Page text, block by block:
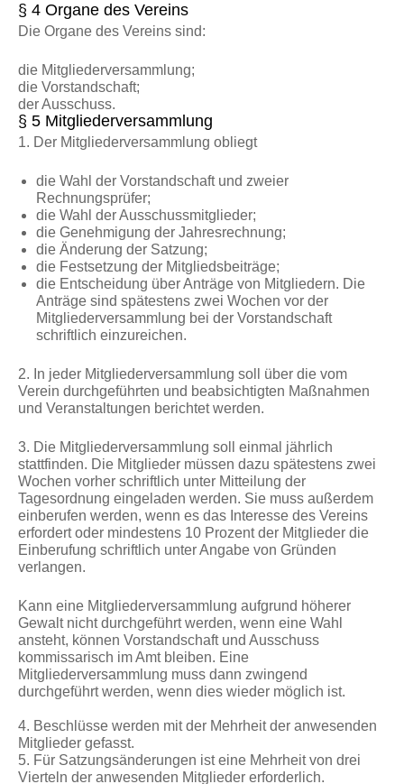
§ 4 Organe des Vereins
Die Organe des Vereins sind:
die Mitgliederversammlung;
die Vorstandschaft;
der Ausschuss.
§ 5 Mitgliederversammlung
1. Der Mitgliederversammlung obliegt
die Wahl der Vorstandschaft und zweier
Rechnungsprüfer;
die Wahl der Ausschussmitglieder;
die Genehmigung der Jahresrechnung;
die Änderung der Satzung;
die Festsetzung der Mitgliedsbeiträge;
die Entscheidung über Anträge von Mitgliedern. Die
Anträge sind spätestens zwei Wochen vor der
Mitgliederversammlung bei der Vorstandschaft
schriftlich einzureichen.
2. In jeder Mitgliederversammlung soll über die vom
Verein durchgeführten und beabsichtigten Maßnahmen
und Veranstaltungen berichtet werden.
3. Die Mitgliederversammlung soll einmal jährlich
stattfinden. Die Mitglieder müssen dazu spätestens zwei
Wochen vorher schriftlich unter Mitteilung der
Tagesordnung eingeladen werden. Sie muss außerdem
einberufen werden, wenn es das Interesse des Vereins
erfordert oder mindestens 10 Prozent der Mitglieder die
Einberufung schriftlich unter Angabe von Gründen
verlangen.
Kann eine Mitgliederversammlung aufgrund höherer
Gewalt nicht durchgeführt werden, wenn eine Wahl
ansteht, können Vorstandschaft und Ausschuss
kommissarisch im Amt bleiben. Eine
Mitgliederversammlung muss dann zwingend
durchgeführt werden, wenn dies wieder möglich ist.
4. Beschlüsse werden mit der Mehrheit der anwesenden
Mitglieder gefasst.
5. Für Satzungsänderungen ist eine Mehrheit von drei
Vierteln der anwesenden Mitglieder erforderlich.